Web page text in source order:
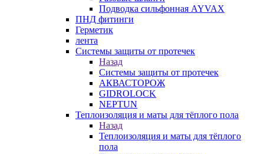
Подводка сильфонная AYVAX
ПНД фитинги
Герметик
лента
Системы защиты от протечек
Назад
Системы защиты от протечек
АКВАСТОРОЖ
GIDROLOCK
NEPTUN
Теплоизоляция и маты для тёплого пола
Назад
Теплоизоляция и маты для тёплого
пола